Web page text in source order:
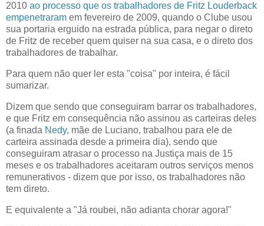
2010 ao processo que os trabalhadores de Fritz Louderback
empenetraram em fevereiro de 2009, quando o Clube usou
sua portaria erguido na estrada pública, para negar o direto
de Fritz de receber quem quiser na sua casa, e o direto dos
trabalhadores de trabalhar.
Para quem não quer ler esta "coisa" por inteira, é fácil
sumarizar.
Dizem que sendo que conseguiram barrar os trabalhadores,
e que Fritz em consequência não assinou as carteiras deles
(a finada Nedy, mãe de Luciano, trabalhou para ele de
carteira assinada desde a primeira dia), sendo que
conseguiram atrasar o processo na Justiça mais de 15
meses e os trabalhadores aceitaram outros serviços menos
remunerativos - dizem que por isso, os trabalhadores não
tem direto.
E equivalente a "Já roubei, não adianta chorar agora!"